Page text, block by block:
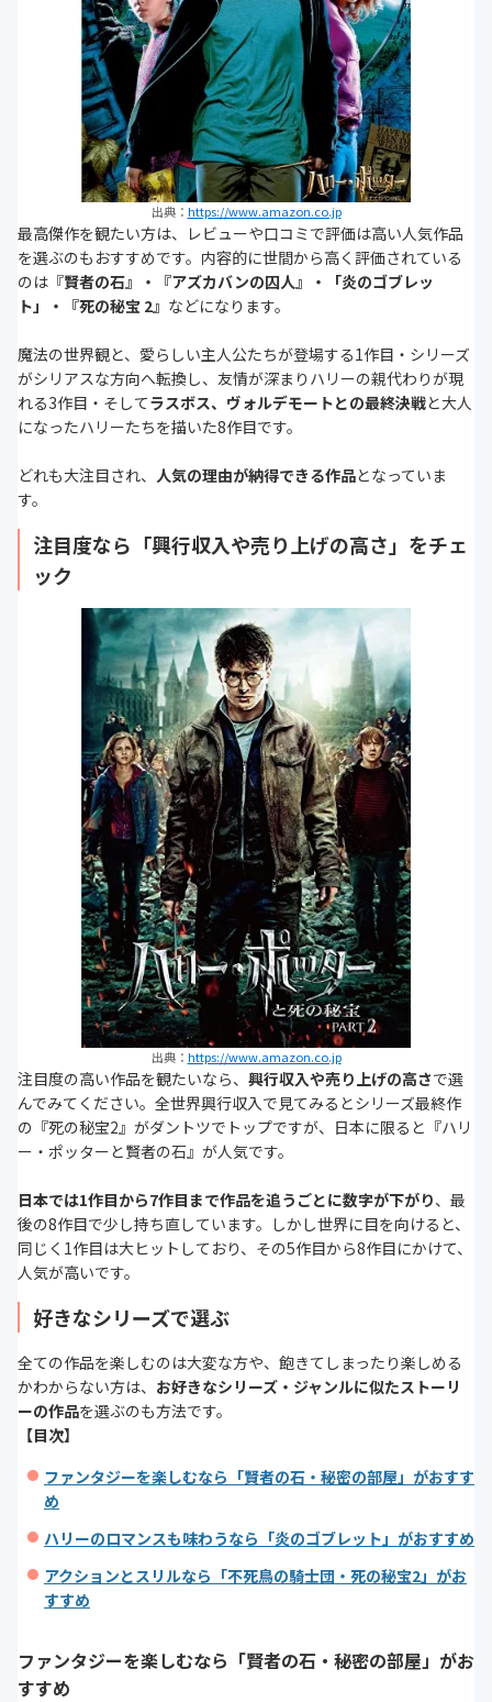
出典： https://www.amazon.co.jp
最高傑作を観たい方は、レビューや口コミで評価は高い人気作品
を選ぶのもおすすめです。内容的に世間から高く評価されている
のは『賢者の石』・『アズカバンの囚人』・「炎のゴブレッ
ト」・『死の秘宝 2』 などになります。
魔法の世界観と、愛らしい主人公たちが登場する1作目・シリーズ
がシリアスな方向へ転換し、友情が深まりハリーの親代わりが現
れる3作目・そしてラスボス、ヴォルデモートとの最終決戦と大人
になったハリーたちを描いた8作目です。
どれも大注目され、 人気の理由が納得できる作品となっていま
す。
注目度なら「興行収入や売り上げの高さ」をチェ
ック
出典： https://www.amazon.co.jp
注目度の高い作品を観たいなら、 興行収入や売り上げの高さで選
んでみてください。全世界興行収入で見てみるとシリーズ最終作
の『死の秘宝2』がダントツでトップですが、日本に限ると『ハリ
ー・ポッターと賢者の石』が人気です。
日本では1作目から7作目まで作品を追うごとに数字が下がり、最
後の8作目で少し持ち直しています。しかし世界に目を向けると、
同じく1作目は大ヒットしており、その5作目から8作目にかけて、
人気が高いです。
好きなシリーズで選ぶ
全ての作品を楽しむのは大変な方や、飽きてしまったり楽しめる
かわからない方は、 お好きなシリーズ・ジャンルに似たストーリ
ーの作品を選ぶのも方法です。
【目次】
ファンタジーを楽しむなら「賢者の石・秘密の部屋」がおすす
め
ハリーのロマンスも味わうなら「炎のゴブレット」がおすすめ
アクションとスリルなら「不死鳥の騎士団・死の秘宝2」がお
すすめ
ファンタジーを楽しむなら「賢者の石・秘密の部屋」がお
すすめ